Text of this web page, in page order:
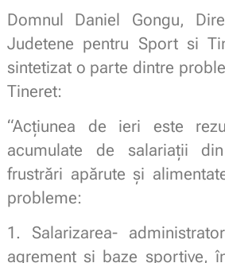
Domnul Daniel Gongu,
Judetene pentru Sport si
sintetizat o parte dintre
Tineret:
“Acțiunea de ieri este
acumulate de salariații
frustrări apărute și
probleme:
1. Salarizarea-
agrement si baze sportive,